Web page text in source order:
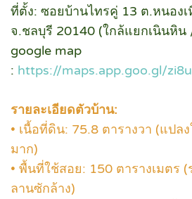
ที่ตั้ง: ซอยบ้านไทรคู่ 13 ต.หนอง
จ.ชลบุรี 20140 (ใกล้แยกเนินหิ
google map
: https://maps.app.goo.gl/
รายละเอียดตัวบ้าน:
• เนื้อที่ดิน: 75.8 ตารางวา (แปล
มาก)
• พื้นที่ใช้สอย: 150 ตารางเมตร
ลานซักล้าง)